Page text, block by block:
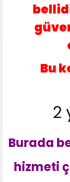
Bu
2
Burada
hizmeti